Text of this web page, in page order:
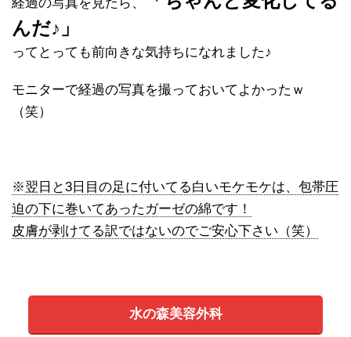
んだ♪」
ってとっても前向きな気持ちになれました♪
モニターで経過の写真を撮っておいてよかったｗ
（笑）
※翌日と3日目の足に付いてる白いモケモケは、包帯圧
迫の下に巻いてあったガーゼの綿です！
皮膚が剥けてる訳ではないのでご安心下さい（笑）
水の森美容外科